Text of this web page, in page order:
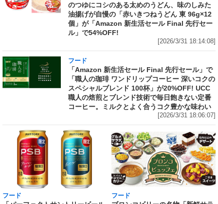
のつゆにコシのある太めのうどん、味のしみた
油揚げが自慢の「赤いきつねうどん 東 96g×12
個」が「Amazon 新生活セール Final 先行セー
ル」で54%OFF!
[2026/3/31 18:14:08]
フード
「Amazon 新生活セール Final 先行セール」で
「職人の珈琲 ワンドリップコーヒー 深いコクの
スペシャルブレンド 100杯」が20%OFF! UCC
職人の焙煎とブレンド技術で毎日飽きない定番
コーヒー。ミルクとよく合うコク豊かな味わい
[2026/3/31 18:06:07]
フード フード